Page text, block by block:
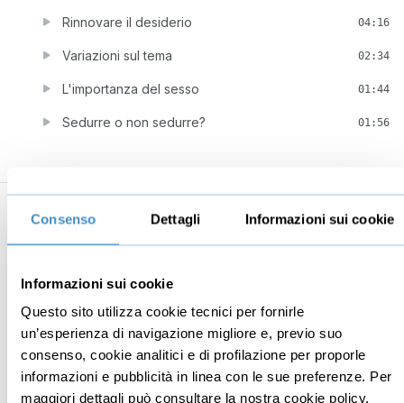
Consenso Dettagli Informazioni sui cookie
Informazioni sui cookie
Questo sito utilizza cookie tecnici per fornirle
un’esperienza di navigazione migliore e, previo suo
consenso, cookie analitici e di profilazione per proporle
informazioni e pubblicità in linea con le sue preferenze. Per
maggiori dettagli può consultare la nostra cookie policy,
Rinnovare il desiderio 04:16
Variazioni sul tema 02:34
L'importanza del sesso 01:44
Sedurre o non sedurre? 01:56
Imprenditoria
Risorse Umane
Vendita
Branding
E-commerce
Google
Data analyst